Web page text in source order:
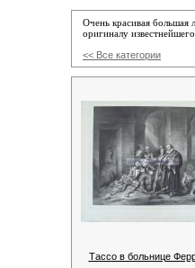
Очень красивая большая
оригиналу
<< Все категории
Тассо в больнице